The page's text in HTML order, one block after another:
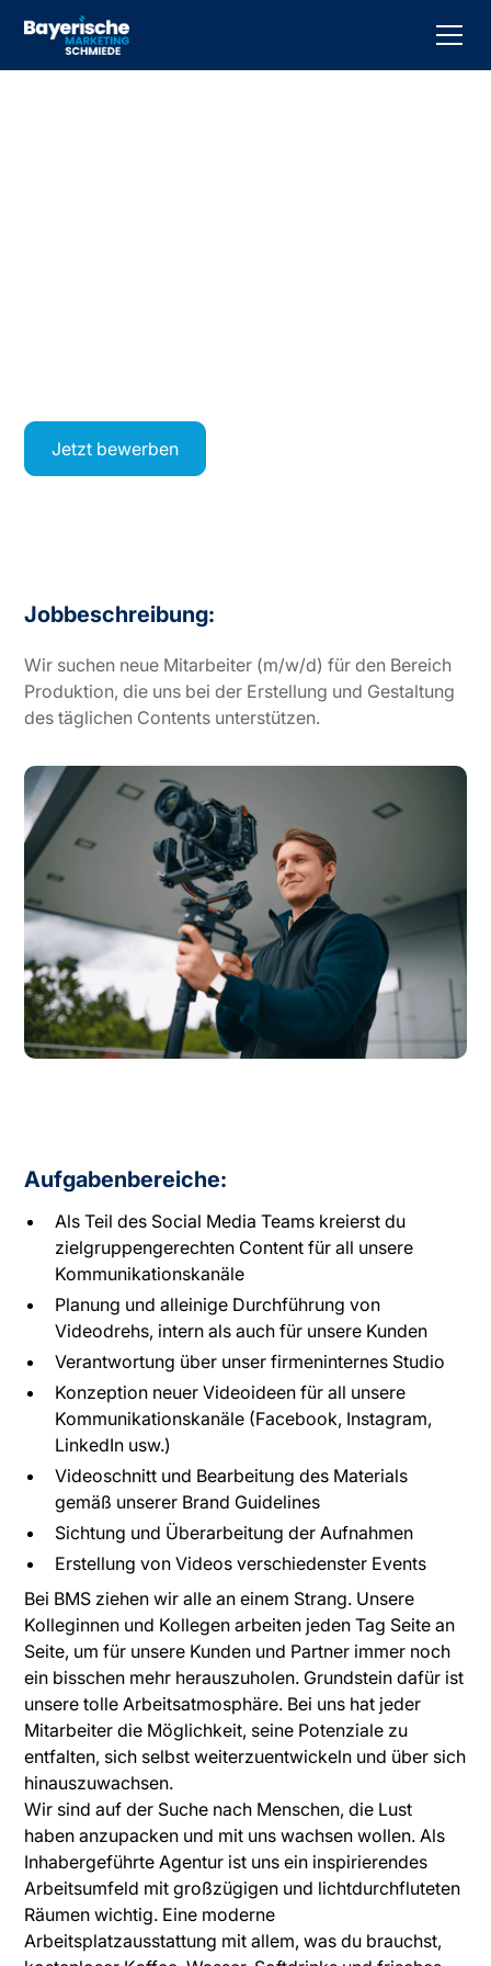
Jetzt bewerben
Jobbeschreibung:
Wir suchen neue Mitarbeiter (m/w/d) für den Bereich
Produktion, die uns bei der Erstellung und Gestaltung
des täglichen Contents unterstützen.
Aufgabenbereiche:
Als Teil des Social Media Teams kreierst du
zielgruppengerechten Content für all unsere
Kommunikationskanäle
Planung und alleinige Durchführung von
Videodrehs, intern als auch für unsere Kunden
Verantwortung über unser firmeninternes Studio
Konzeption neuer Videoideen für all unsere
Kommunikationskanäle (Facebook, Instagram,
LinkedIn usw.)
Videoschnitt und Bearbeitung des Materials
gemäß unserer Brand Guidelines
Sichtung und Überarbeitung der Aufnahmen
Erstellung von Videos verschiedenster Events
Bei BMS ziehen wir alle an einem Strang. Unsere
Kolleginnen und Kollegen arbeiten jeden Tag Seite an
Seite, um für unsere Kunden und Partner immer noch
ein bisschen mehr herauszuholen. Grundstein dafür ist
unsere tolle Arbeitsatmosphäre. Bei uns hat jeder
Mitarbeiter die Möglichkeit, seine Potenziale zu
entfalten, sich selbst weiterzuentwickeln und über sich
hinauszuwachsen.
Wir sind auf der Suche nach Menschen, die Lust
haben anzupacken und mit uns wachsen wollen. Als
Inhabergeführte Agentur ist uns ein inspirierendes
Arbeitsumfeld mit großzügigen und lichtdurchfluteten
Räumen wichtig. Eine moderne
Arbeitsplatzausstattung mit allem, was du brauchst,